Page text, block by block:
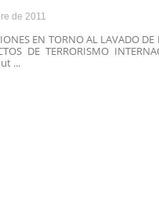
de 2011
EN TORNO AL LAVADO DE
DE TERRORISMO
...